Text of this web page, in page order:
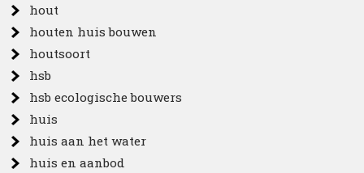
hout
houten huis bouwen
houtsoort
hsb
hsb ecologische bouwers
huis
huis aan het water
huis en aanbod